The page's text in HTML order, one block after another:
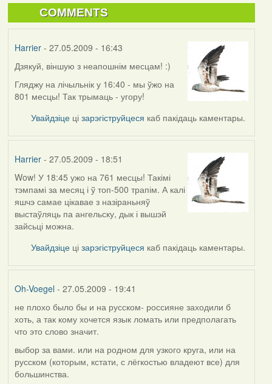
COMMENTS
Harrier- 27.05.2009 - 16:43
Дзякуй, віншую з неапошнім месцам! :)
Гляджу на лічыльнік у 16:40 - мы ўжо на
801 месцы! Так трымаць - угору!
Увайдзіце цізарэгіструйцеся каб пакідаць каментары.
Harrier- 27.05.2009 - 18:51
In
reply
to
by
Harrier
Wow! У 18:45 ужо на 761 месцы! Такімі
тэмпамі за месяц і ў топ-500 трапім. А калі
яшчэ самае цікавае з назіраньняў
выстаўляць па ангельску, дык і вышэй
зайсьці можна.
Увайдзіце цізарэгіструйцеся каб пакідаць каментары.
Oh-Voegel - 27.05.2009 - 19:41
In
reply
to
by
Harrier
не плохо было бы и на русском- россияне заходили б
хоть, а так кому хочется язык ломать или предполагать
что это слово значит.
выбор за вами. или на родном для узкого круга, или на
русском (которым, кстати, с лёгкостью владеют все) для
большинства.